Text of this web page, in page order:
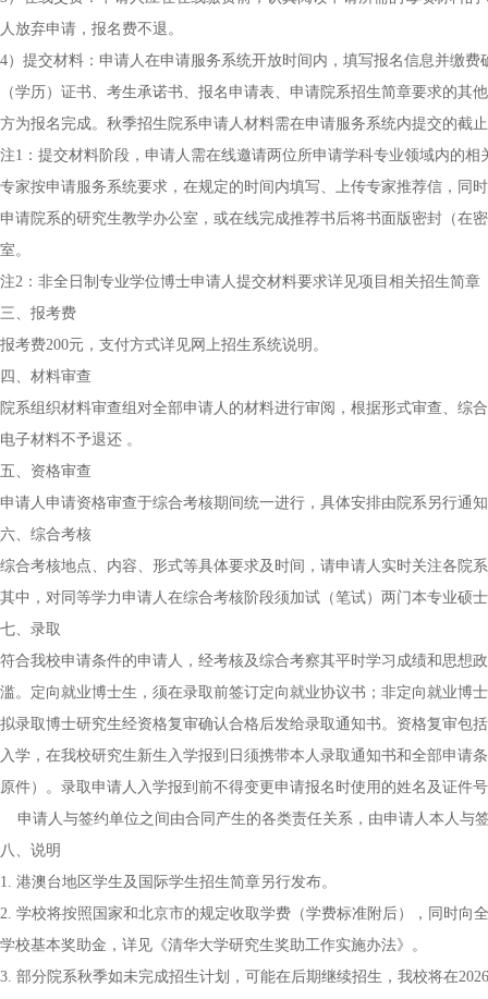
人放弃申请，报名费不退。
4）提交材料：申请人在申请服务系统开放时间内，填写报名信息并缴
（学历）证书、考生承诺书、报名申请表、申请院系招生简章要求的
方为报名完成。秋季招生院系申请人材料需在申请服务系统内提交的截
注1：提交材料阶段，申请人需在线邀请两位所申请学科专业领域内的
专家按申请服务系统要求，在规定的时间内填写、上传专家推荐信，同
申请院系的研究生教学办公室，或在线完成推荐书后将书面版密封（在
室。
注2：非全日制专业学位博士申请人提交材料要求详见项目相关招生简
三、报考费
报考费200元，支付方式详见网上招生系统说明。
四、材料审查
院系组织材料审查组对全部申请人的材料进行审阅，根据形式审查、综
电子材料不予退还 。
五、资格审查
申请人申请资格审查于综合考核期间统一进行，具体安排由院系另行通
六、综合考核
综合考核地点、内容、形式等具体要求及时间，请申请人实时关注各院
其中，对同等学力申请人在综合考核阶段须加试（笔试）两门本专业硕
七、录取
符合我校申请条件的申请人，经考核及综合考察其平时学习成绩和思想
滥。定向就业博士生，须在录取前签订定向就业协议书；非定向就业博
拟录取博士研究生经资格复审确认合格后发给录取通知书。资格复审包
入学，在我校研究生新生入学报到日须携带本人录取通知书和全部申请
原件）。录取申请人入学报到前不得变更申请报名时使用的姓名及证件
申请人与签约单位之间由合同产生的各类责任关系，由申请人本人与
八、说明
1. 港澳台地区学生及国际学生招生简章另行发布。
2. 学校将按照国家和北京市的规定收取学费（学费标准附后），同时
学校基本奖助金，详见《清华大学研究生奖助工作实施办法》。
3. 部分院系秋季如未完成招生计划，可能在后期继续招生，我校将在